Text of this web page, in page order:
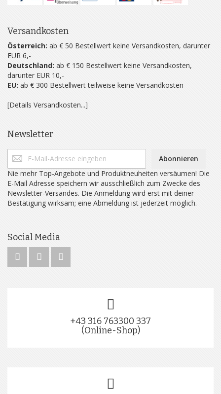
Versandkosten
Österreich: ab € 50 Bestellwert keine Versandkosten, darunter
EUR 6,-
Deutschland: ab € 150 Bestellwert keine Versandkosten,
darunter EUR 10,-
EU: ab € 300 Bestellwert teilweise keine Versandkosten
[Details Versandkosten...]
Newsletter
Abonnieren
Nie mehr Top-Angebote und Produktneuheiten versäumen! Die
E-Mail Adresse speichern wir ausschließlich zum Zwecke des
Newsletter-Versandes. Die Anmeldung wird erst mit deiner
Bestätigung wirksam; eine Abmeldung ist jederzeit möglich.
Social Media
+43 316 763300 337
(Online-Shop)